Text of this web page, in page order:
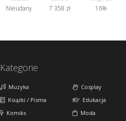
Nieudany 7 358 zł 16%
Kategorie
Muzyka
Książki / Pisma
Komiks
Cosplay
Edukacja
Moda